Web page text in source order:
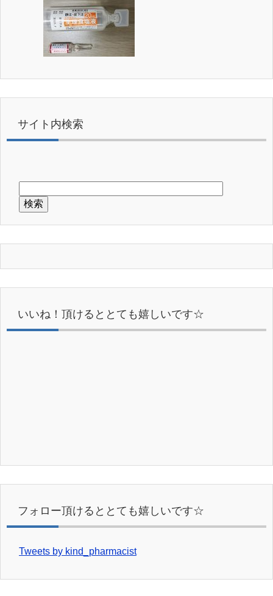
サイト内検索
いいね！頂けるととても嬉しいです☆
フォロー頂けるととても嬉しいです☆
Tweets by kind_pharmacist